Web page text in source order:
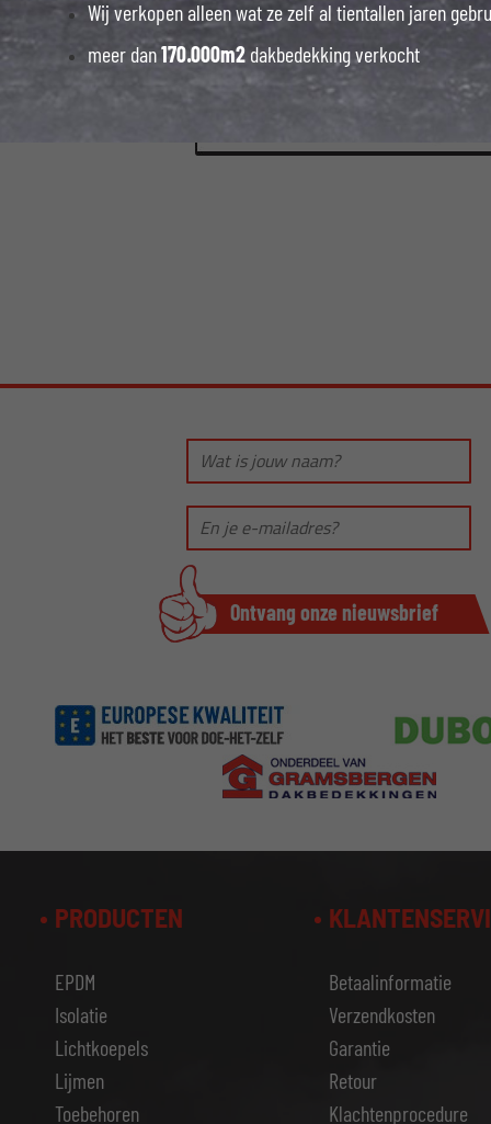
Wij verkopen alleen wat ze zelf al tientallen jaren
meer dan 170.000m2 dakbedekking verkocht
PRODUCTEN
EPDM
Isolatie
Lichtkoepels
Lijmen
Toebehoren
Betaalinformatie
Verzendkosten
Garantie
Retour
Klachtenprocedure